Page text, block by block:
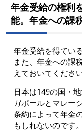
年金受給の権利
能。年金への課
年金受給を得てい
また、年金への課
えておいてください
日本は149の国・
ガポールとマレー
条約によって年金
もしれないのです。